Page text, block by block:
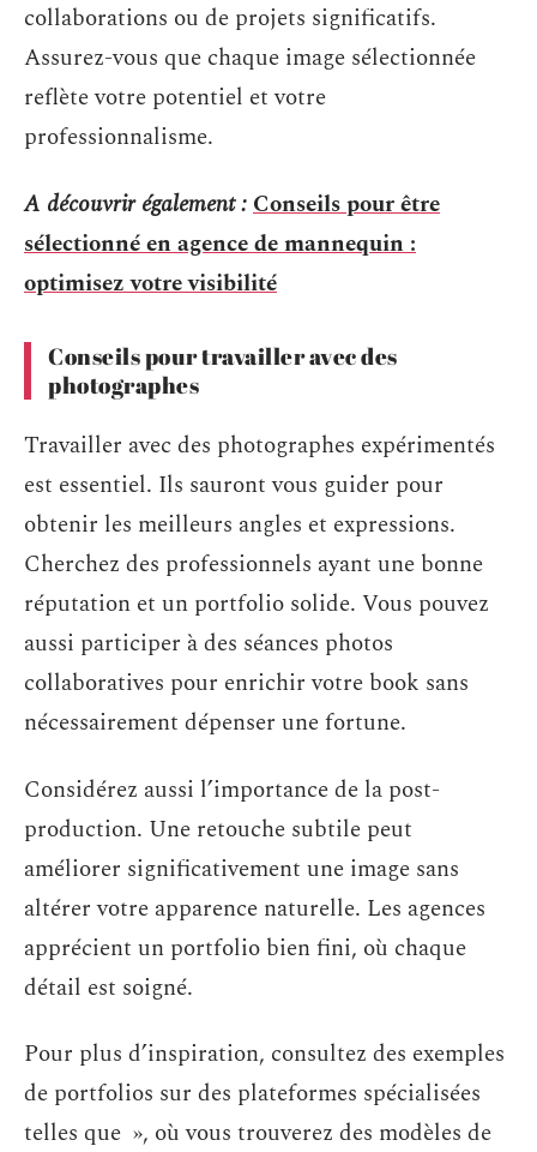
collaborations ou de projets significatifs.
Assurez-vous que chaque image sélectionnée
reflète votre potentiel et votre
professionnalisme.
A découvrir également :Conseils pour être
sélectionné en agence de mannequin :
optimisez votre visibilité
Conseils pour travailler avec des
photographes
Travailler avec des photographes expérimentés
est essentiel. Ils sauront vous guider pour
obtenir les meilleurs angles et expressions.
Cherchez des professionnels ayant une bonne
réputation et un portfolio solide. Vous pouvez
aussi participer à des séances photos
collaboratives pour enrichir votre book sans
nécessairement dépenser une fortune.
Considérez aussi l’importance de la post-
production. Une retouche subtile peut
améliorer significativement une image sans
altérer votre apparence naturelle. Les agences
apprécient un portfolio bien fini, où chaque
détail est soigné.
Pour plus d’inspiration, consultez des exemples
de portfolios sur des plateformes spécialisées
telles que », où vous trouverez des modèles de